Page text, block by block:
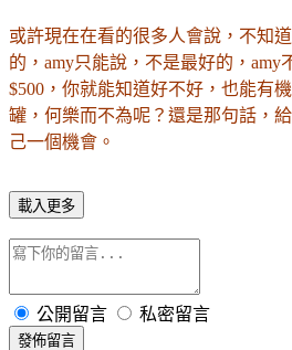
或許現在在看的很多人會說，不知
的， amy只能說，不是最好的， amy
$500 ，你就能知道好不好，也能有
罐，何樂而不為呢？還是那句話，
己一個機會。
載入更多
公開留言 私密留言
發佈留言